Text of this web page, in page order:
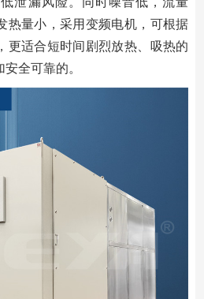
热量小，采用变频电机，可根据
更适合短时间剧烈放热、吸热的
全可靠的。